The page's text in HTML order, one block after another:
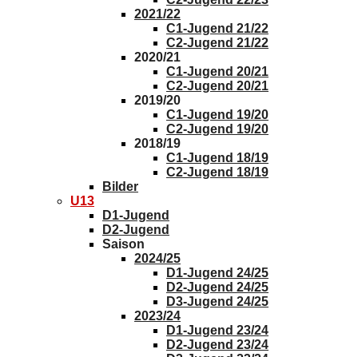
2021/22
C1-Jugend 21/22
C2-Jugend 21/22
2020/21
C1-Jugend 20/21
C2-Jugend 20/21
2019/20
C1-Jugend 19/20
C2-Jugend 19/20
2018/19
C1-Jugend 18/19
C2-Jugend 18/19
Bilder
U13
D1-Jugend
D2-Jugend
Saison
2024/25
D1-Jugend 24/25
D2-Jugend 24/25
D3-Jugend 24/25
2023/24
D1-Jugend 23/24
D2-Jugend 23/24